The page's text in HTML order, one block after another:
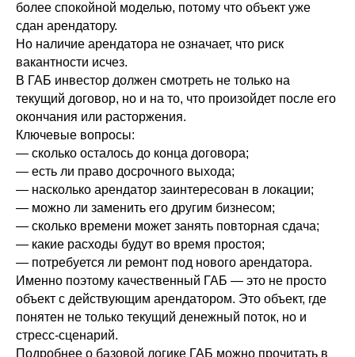
более спокойной моделью, потому что объект уже
сдан арендатору.
Но наличие арендатора не означает, что риск
вакантности исчез.
В ГАБ инвестор должен смотреть не только на
текущий договор, но и на то, что произойдет после его
окончания или расторжения.
Ключевые вопросы:
— сколько осталось до конца договора;
— есть ли право досрочного выхода;
— насколько арендатор заинтересован в локации;
— можно ли заменить его другим бизнесом;
— сколько времени может занять повторная сдача;
— какие расходы будут во время простоя;
— потребуется ли ремонт под нового арендатора.
Именно поэтому качественный ГАБ — это не просто
объект с действующим арендатором. Это объект, где
понятен не только текущий денежный поток, но и
стресс-сценарий.
Подробнее о базовой логике ГАБ можно прочитать в